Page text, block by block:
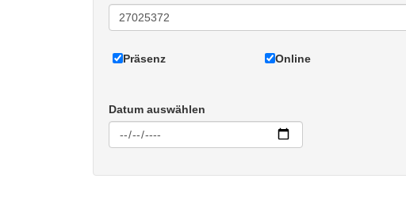
Präsenz Online
Datum auswählen